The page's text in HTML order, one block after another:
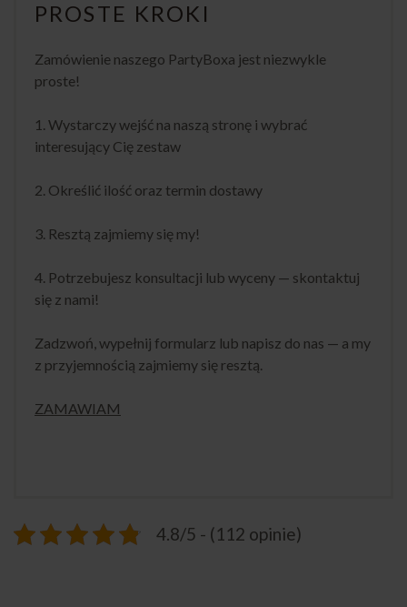
PROSTE KROKI
Zamówienie naszego PartyBoxa jest niezwykle
proste!
1. Wystarczy wejść na naszą stronę i wybrać
interesujący Cię zestaw
2. Określić ilość oraz termin dostawy
3. Resztą zajmiemy się my!
4. Potrzebujesz konsultacji lub wyceny — skontaktuj
się z nami!
Zadzwoń, wypełnij formularz lub napisz do nas — a my
z przyjemnością zajmiemy się resztą.
ZAMAWIAM
4.8/5 - (112 opinie)